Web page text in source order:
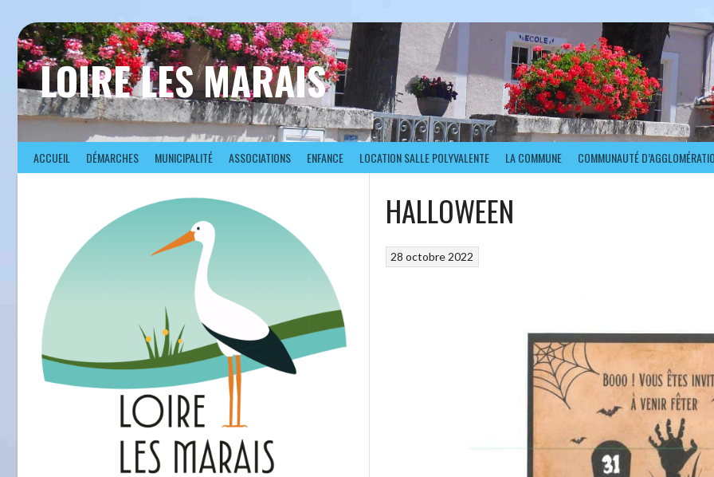
contenu
LOIRE LES MARAIS
ACCUEIL DÉMARCHES MUNICIPALITÉ ASSOCIATIONS ENFANCE LOCATION SALLE POLYVALENTE LA COMMUNE COMMUNAUTÉ
HALLOWEEN
28 octobre 2022